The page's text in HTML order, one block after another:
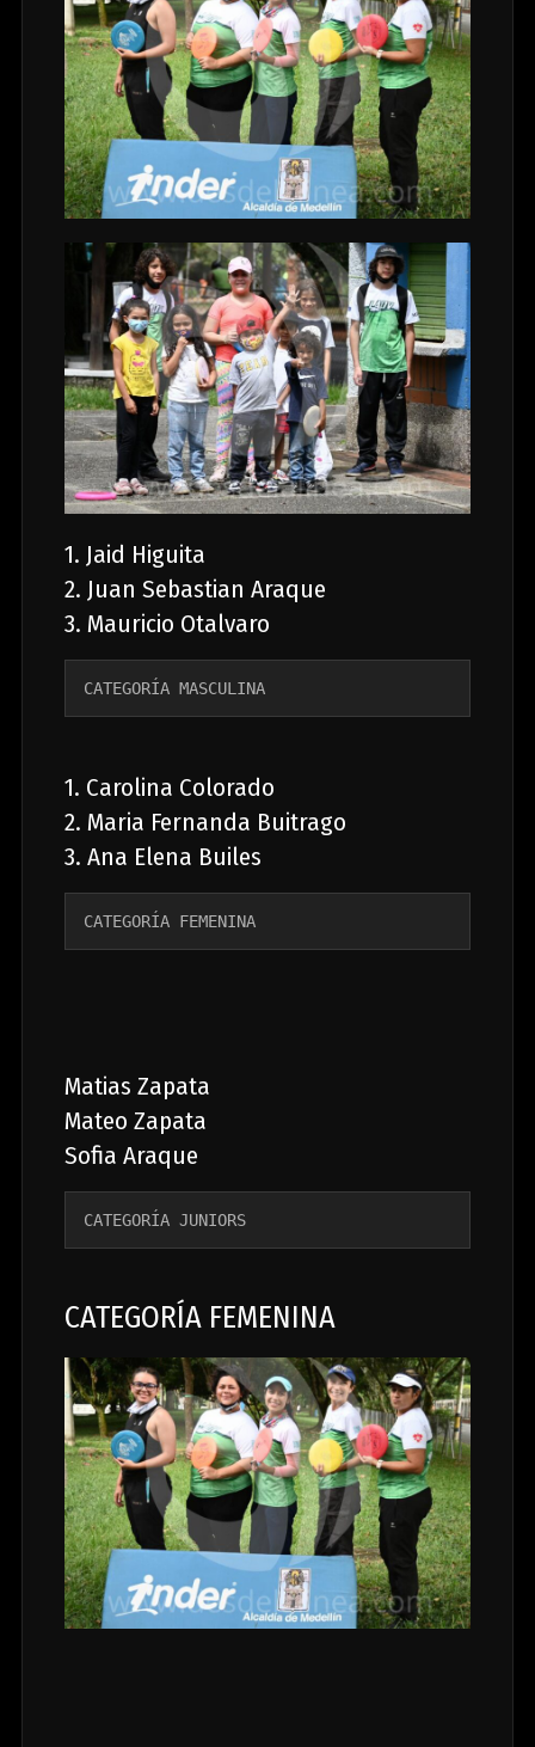
1. Jaid Higuita
2. Juan Sebastian Araque
3. Mauricio Otalvaro
CATEGORÍA MASCULINA
1. Carolina Colorado
2. Maria Fernanda Buitrago
3. Ana Elena Builes
CATEGORÍA FEMENINA
Matias Zapata
Mateo Zapata
Sofia Araque
CATEGORÍA JUNIORS
CATEGORÍA FEMENINA